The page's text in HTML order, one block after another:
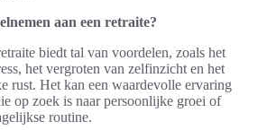
aan een retraite?
biedt tal van voordelen, zoals het
het vergroten van zelfinzicht en het
rust. Het kan een waardevolle ervaring
op zoek is naar persoonlijke groei of
routine.